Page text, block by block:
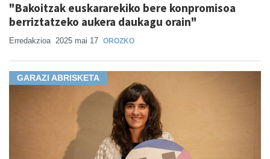
"Bakoitzak euskararekiko bere konpromisoa
berriztatzeko aukera daukagu orain"
Erredakzioa 2025 mai 17 OROZKO
GARAZI ABRISKETA